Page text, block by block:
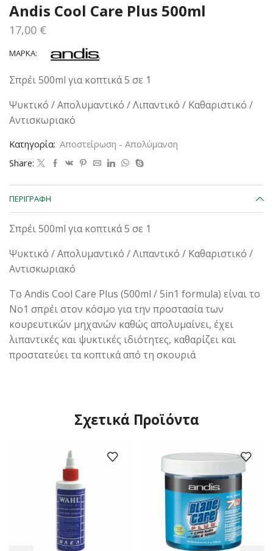
Andis Cool Care Plus 500ml
17,00 €
ΜΆΡΚΑ:
Σπρέι 500ml για κοπτικά 5 σε 1
Ψυκτικό / Απολυμαντικό / Λιπαντικό / Καθαριστικό /
Αντισκωριακό
Κατηγορία: Αποστείρωση - Απολύμανση
Share:
ΠΕΡΙΓΡΑΦΉ
Σπρέι 500ml για κοπτικά 5 σε 1
Ψυκτικό / Απολυμαντικό / Λιπαντικό / Καθαριστικό /
Αντισκωριακό
Το Andis Cool Care Plus (500ml / 5in1 formula) είναι το
Νο1 σπρέι στον κόσμο για την προστασία των
κουρευτικών μηχανών καθώς απολυμαίνει, έχει
λιπαντικές και ψυκτικές ιδιότητες, καθαρίζει και
προστατεύει τα κοπτικά από τη σκουριά
Σχετικά Προϊόντα